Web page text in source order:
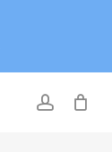
account